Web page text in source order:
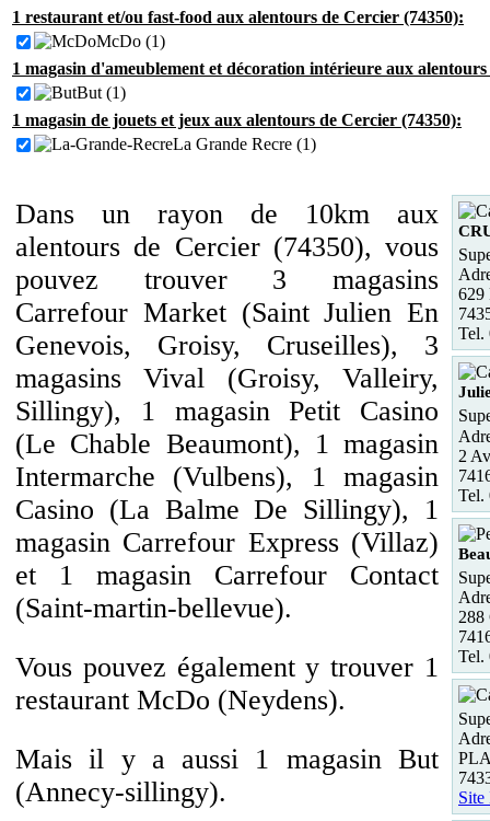
1 restaurant et/ou fast-food aux alentours de Cercier (74350):
McDo (1)
1 magasin d'ameublement et décoration intérieure aux
But (1)
1 magasin de jouets et jeux aux alentours de Cercier (74350):
La Grande Recre (1)
Dans un rayon de 10km aux
alentours de Cercier (74350), vous
pouvez trouver 3 magasins
Carrefour Market (Saint Julien En
Genevois, Groisy, Cruseilles), 3
magasins Vival (Groisy, Valleiry,
Sillingy), 1 magasin Petit Casino
(Le Chable Beaumont), 1 magasin
Intermarche (Vulbens), 1 magasin
Casino (La Balme De Sillingy), 1
magasin Carrefour Express (Villaz)
et 1 magasin Carrefour Contact
(Saint-martin-bellevue).
Vous pouvez également y trouver 1
restaurant McDo (Neydens).
Mais il y a aussi 1 magasin But
(Annecy-sillingy).
629
Tel.
2
Tel.
288
Tel.
Site